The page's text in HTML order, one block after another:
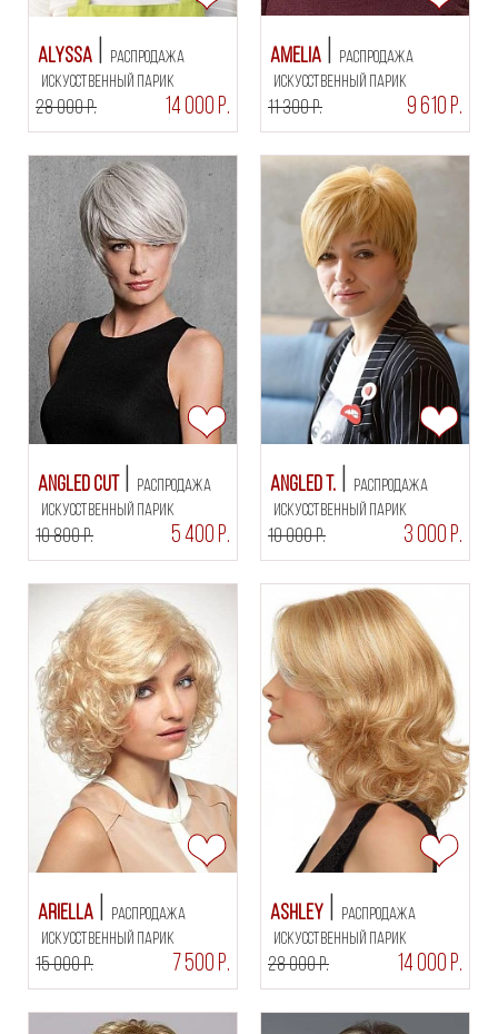
Alyssa
искусственный парик
РАСПРОДАЖА
28 000 Р. 14 000 Р.
Amelia
искусственный парик
РАСПРОДАЖА
11 300 Р. 9 610 Р.
Angled Cut
искусственный парик
РАСПРОДАЖА
10 800 Р. 5 400 Р.
Angled T.
искусственный парик
РАСПРОДАЖА
10 000 Р. 3 000 Р.
Ariella
искусственный парик
РАСПРОДАЖА
15 000 Р. 7 500 Р.
Ashley
искусственный парик
РАСПРОДАЖА
28 000 Р. 14 000 Р.